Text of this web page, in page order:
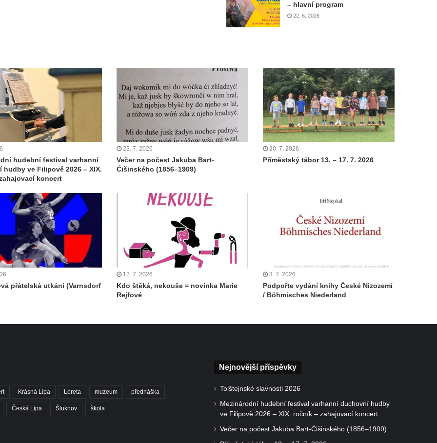
– hlavní program
22. 6. 2026
hudební festival varhanní
hudby ve Filipově 2026 – XIX.
koncert
23. 7. 2026
Večer na počest Jakuba Bart-
Ćišinského (1856–1909)
20. 7. 2026
Příměstský tábor 13. – 17. 7. 2026
přátelská utkání (Varnsdorf
12. 7. 2026
Kdo štěká, nekouše = novinka Marie
Rejfové
3. 7. 2026
Podpořte vydání knihy České Nizozemí
/ Böhmisches Niederland
Krásná Lípa Loreta muzeum přednáška
Česká Lípa Šluknov škola
Nejnovější příspěvky
Tolštejnské slavnosti 2026
Mezinárodní hudební festival varhanní duchovní hudby
ve Filipově 2026 – XIX. ročník – zahajovací koncert
Večer na počest Jakuba Bart-Ćišinského (1856–1909)